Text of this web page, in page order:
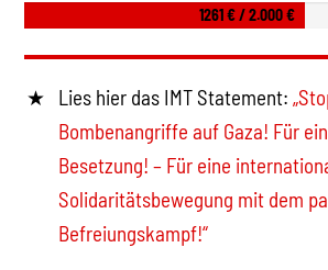
1261 € / 2.000 €
Lies hier das IMT Statement:
Bombenangriffe auf Gaza! Für
Besetzung! – Für eine
Solidaritätsbewegung mit dem
Befreiungskampf!“